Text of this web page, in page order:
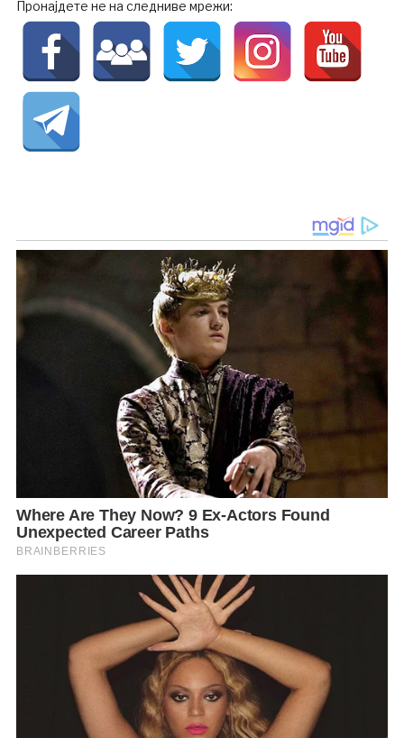
Пронајдете не на следниве мрежи: